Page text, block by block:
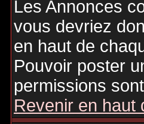
Les Annonces
vous devriez
en haut de
Pouvoir poster
permissions
Revenir en haut